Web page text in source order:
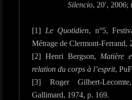
Silencio, 20′,
[1] Le Quotidien, n°5,
Métrage de Clermont-Ferrand,
[2] Henri Bergson, Matière
relation du corps à l’esprit,
[3] Roger Gilbert-
Gallimard, 1974, p. 169.